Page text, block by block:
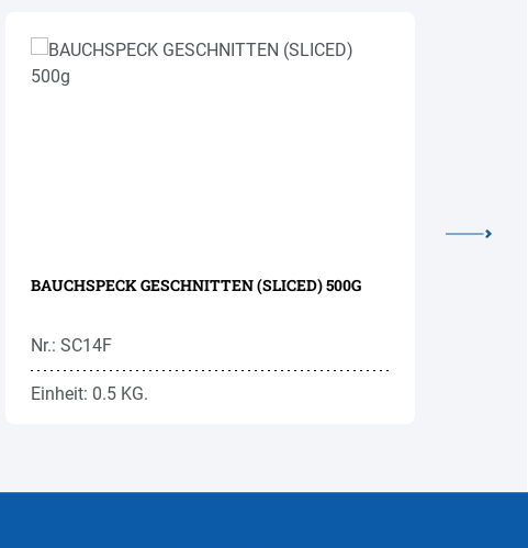
BAUCHSPECK GESCHNITTEN (SLICED) 500G
Nr.: SC14F
Einheit: 0.5 KG.